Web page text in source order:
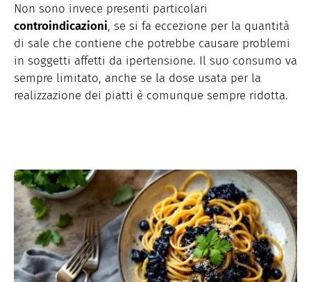
Non sono invece presenti particolari
controindicazioni, se si fa eccezione per la quantità
di sale che contiene che potrebbe causare problemi
in soggetti affetti da ipertensione. Il suo consumo va
sempre limitato, anche se la dose usata per la
realizzazione dei piatti è comunque sempre ridotta.